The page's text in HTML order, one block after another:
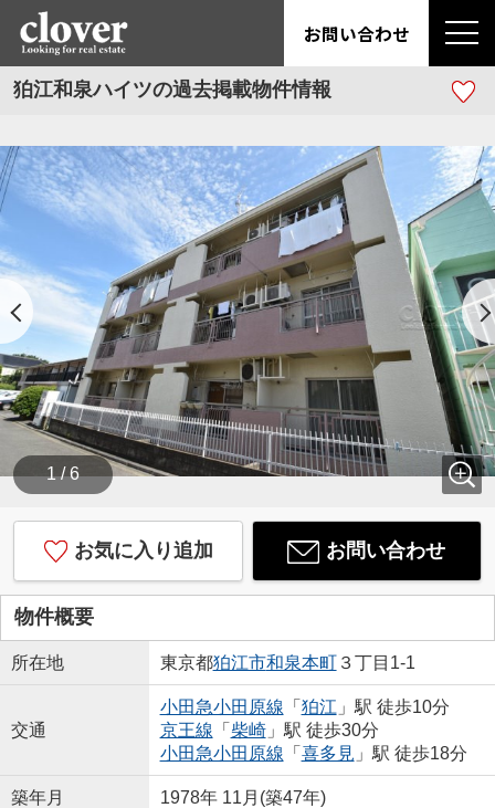
お問い合わせ
狛江和泉ハイツの過去掲載物件情報
1 / 6
お気に入り追加 お問い合わせ
物件概要
所在地 東京都狛江市和泉本町３丁目1-1
交通
小田急小田原線 「 狛江 」駅 徒歩10分
京王線 「 柴崎」駅 徒歩30分
小田急小田原線 「 喜多見 」駅 徒歩18分
築年月 1978年 11月(築47年)